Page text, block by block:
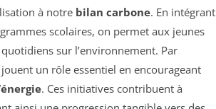
à notre bilan carbone. En intégrant
scolaires, on permet aux jeunes
sur l’environnement. Par
un rôle essentiel en encourageant
. Ces initiatives contribuent à